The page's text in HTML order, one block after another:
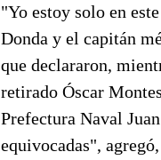
"Yo estoy solo en
Donda y el capitán
que declararon,
retirado Óscar
Prefectura Naval
equivocadas",